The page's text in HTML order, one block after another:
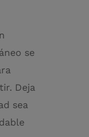
se
Deja
sea